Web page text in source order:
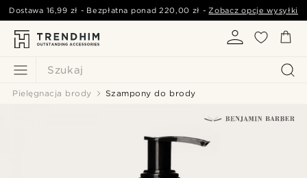
Szukaj
Dostawa 16,99 zł - Bezpłatna ponad220,00 zł -Zobacz opcje wysyłki
Pielęgnacja brody Szampony do brody